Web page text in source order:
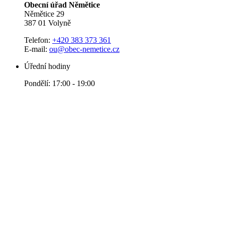
Obecní úřad Němětice
Němětice 29
387 01 Volyně
Telefon: +420 383 373 361
E-mail: ou@obec-nemetice.cz
Úřední hodiny
Pondělí: 17:00 - 19:00